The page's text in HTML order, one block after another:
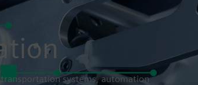
systems, automation